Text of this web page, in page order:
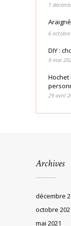
1
6
DIY :
9 mai
Hochet
29 avril
Archives
décembre
octobre
mai 2021